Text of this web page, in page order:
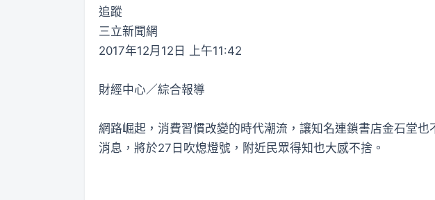
追蹤
三立新聞網
2017年12月12日 上午11:42
財經中心／綜合報導
網路崛起，消費習慣改變的時代潮流，讓知名連鎖書店金石堂
消息，將於27日吹熄燈號，附近民眾得知也大感不捨。